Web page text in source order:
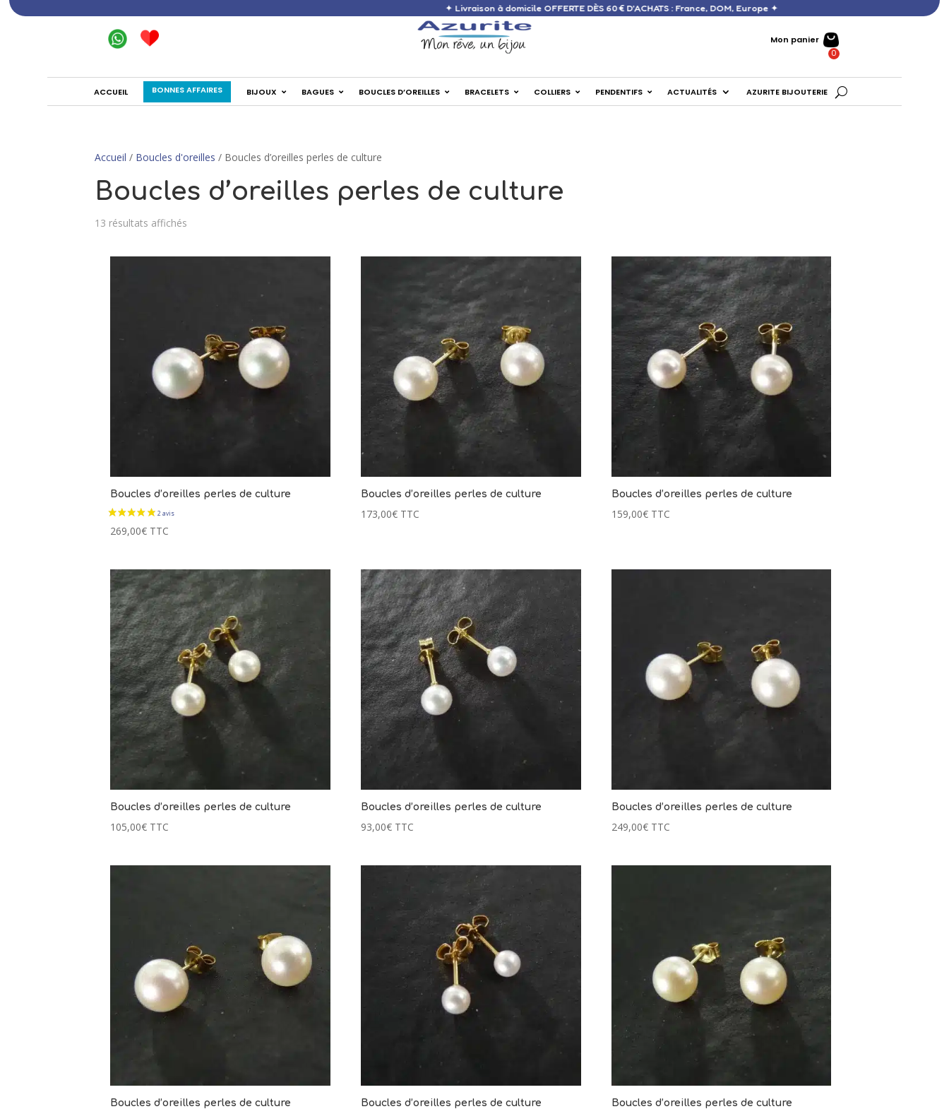
✦ Livraison à domicile OFFERTE DÈS 60 € D’ACHATS : France, DOM, Europe ✦
Mon panier
ACCUEIL BONNES AFFAIRES BIJOUX BAGUES BOUCLES D’OREILLES BRACELETS COLLIERS PENDENTIFS ACTUALITÉS AZURITE BIJOUTERIE
Accueil / Boucles d'oreilles / Boucles d’oreilles perles de culture
Boucles d’oreilles perles de culture
13 résultats affichés
Boucles d’oreilles perles de culture
269,00€ TTC
Boucles d’oreilles perles de culture
173,00€ TTC
Boucles d’oreilles perles de culture
159,00€ TTC
Boucles d’oreilles perles de culture
105,00€ TTC
Boucles d’oreilles perles de culture
93,00€ TTC
Boucles d’oreilles perles de culture
249,00€ TTC
Boucles d’oreilles perles de culture Boucles d’oreilles perles de culture Boucles d’oreilles perles de culture